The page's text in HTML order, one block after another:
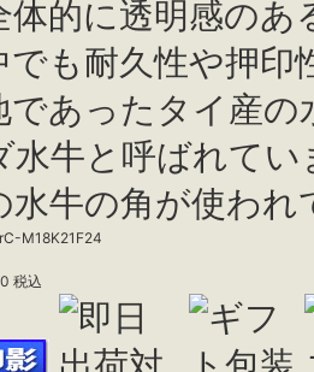
体的に透明感の
でも耐久性や押
であったタイ産
水牛と呼ばれて
水牛の角が使われ
M18K21F24
税込